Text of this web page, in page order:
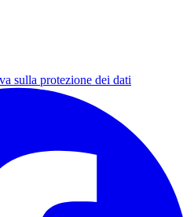
sulla protezione dei dati